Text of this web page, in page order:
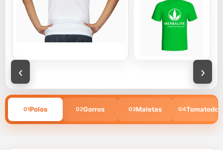
‹ ›
01Polos 02Gorros 03Maletas 04Tomatodos